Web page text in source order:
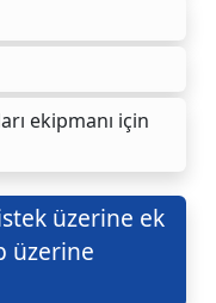
ekipmanı için
üzerine ek
üzerine